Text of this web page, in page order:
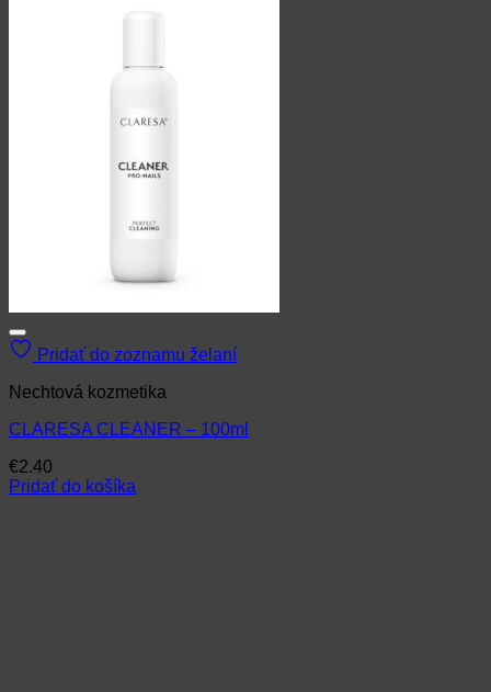
Pridať do zoznamu želaní
Nechtová kozmetika
CLARESA CLEANER – 100ml
€2.40
Pridať do košíka